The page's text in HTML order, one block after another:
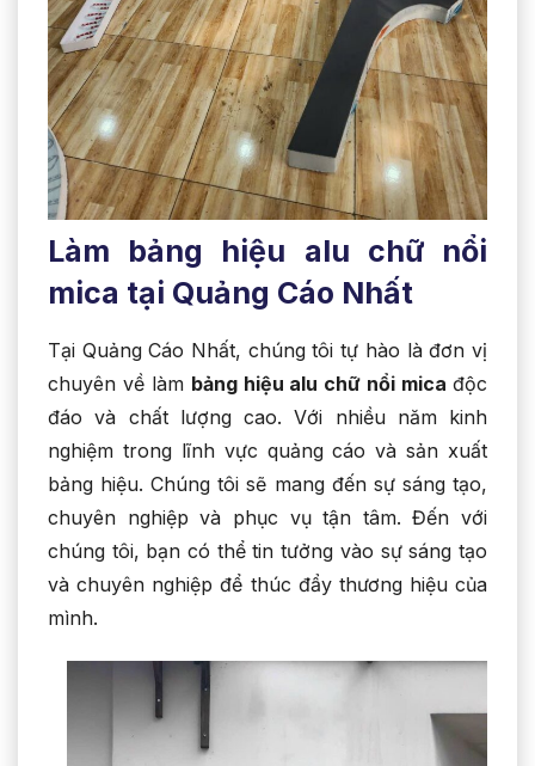
Làm bảng hiệu alu chữ nổi
mica tại Quảng Cáo Nhất
Tại Quảng Cáo Nhất, chúng tôi tự hào là đơn vị
chuyên về làm bảng hiệu alu chữ nổi micađộc
đáo và chất lượng cao. Với nhiều năm kinh
nghiệm trong lĩnh vực quảng cáo và sản xuất
bảng hiệu. Chúng tôi sẽ mang đến sự sáng tạo,
chuyên nghiệp và phục vụ tận tâm. Đến với
chúng tôi, bạn có thể tin tưởng vào sự sáng tạo
và chuyên nghiệp để thúc đẩy thương hiệu của
mình.